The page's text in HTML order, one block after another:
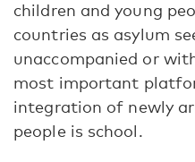
children and young
countries as asylum
unaccompanied or
most important
integration of newly
people is school.